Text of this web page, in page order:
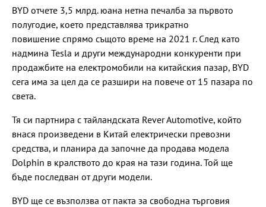
BYD отчете 3,5 млрд. юана нетна печалба за първото
полугодие, което представлява трикратно
повишение спрямо същото време на 2021 г. След като
надмина Tesla и други международни конкуренти при
продажбите на електромобили на китайския пазар, BYD
сега има за цел да се разшири на повече от 15 пазара по
света.
Тя си партнира с тайландската Rever Automotive, който
внася произведени в Китай електрически превозни
средства, и планира да започне да продава модела
Dolphin в кралството до края на тази година. Той ще
бъде последван от други модели.
BYD ще се възползва от пакта за свободна търговия